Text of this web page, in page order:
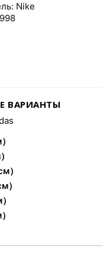
Nike
ВАРИАНТЫ
）
）